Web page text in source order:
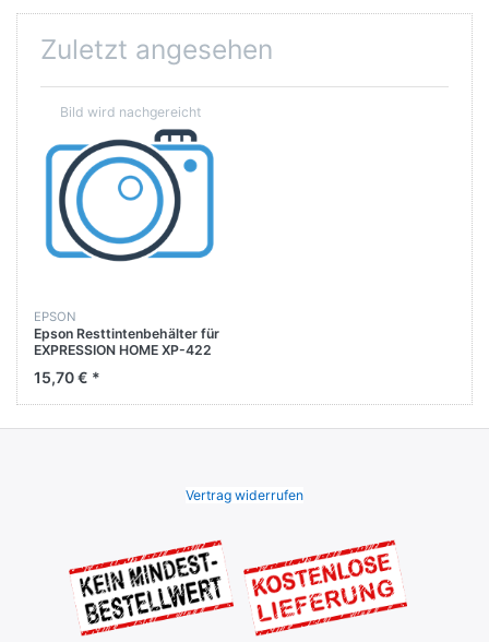
Zuletzt angesehen
EPSON
Epson Resttintenbehälter für
EXPRESSION HOME XP-422
15,70 € *
Vertrag widerrufen